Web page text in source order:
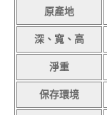
原產地
深、寬、高
淨重
保存環境